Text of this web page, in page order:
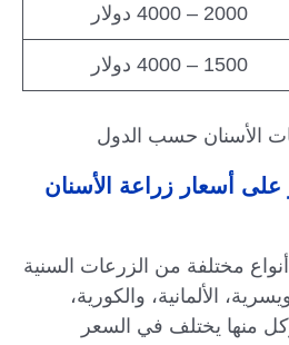
2000 – 4000 دولار
1500 – 4000 دولار
الأسنان حسب الدول
على أسعار زراعة الأسنان
مختلفة من الزرعات السنية
الألمانية، والكورية،
منها يختلف في السعر